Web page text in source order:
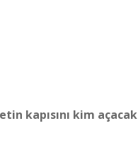
kapısını kim açacak